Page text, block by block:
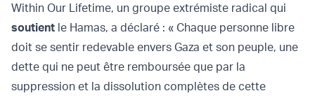
Within Our Lifetime, un groupe extrémiste radical qui
soutient le Hamas, a déclaré : « Chaque personne libre
doit se sentir redevable envers Gaza et son peuple, une
dette qui ne peut être remboursée que par la
suppression et la dissolution complètes de cette